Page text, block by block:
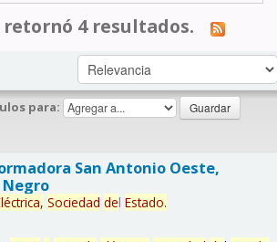
retornó 4 resultados.
para:
San Antonio Oeste,
Sociedad del Estado.